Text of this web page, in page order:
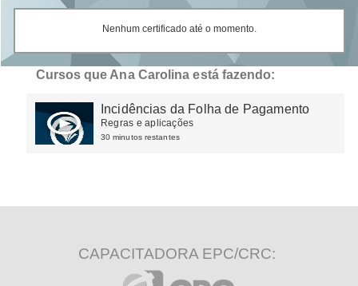
Nenhum certificado até o momento.
Cursos que Ana Carolina está fazendo:
Incidências da Folha de Pagamento
Regras e aplicações
30 minutos restantes
CAPACITADORA EPC/CRC: